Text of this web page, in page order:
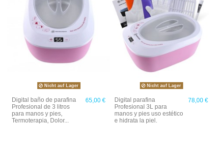
Nicht auf Lager
Digital baño de parafina
Profesional de 3 litros
para manos y pies,
Termoterapia, Dolor...
65,00 €
Nicht auf Lager
Digital parafina
Profesional 3L para
manos y pies uso estético
e hidrata la piel.
78,00 €